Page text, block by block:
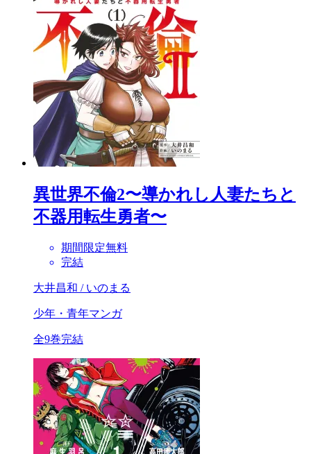
異世界不倫2〜導かれし人妻たちと
不器用転生勇者〜
期間限定無料
完結
大井昌和 / いのまる
少年・青年マンガ
全9巻完結